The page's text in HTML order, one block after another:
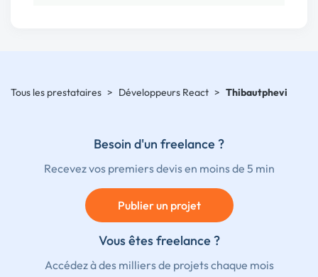
Tous les prestataires > Développeurs React > Thibautphevi
Besoin d'un freelance ?
Recevez vos premiers devis en moins de 5 min
Publier un projet
Vous êtes freelance ?
Accédez à des milliers de projets chaque mois